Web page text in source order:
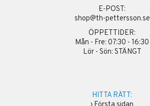
E-POST:
shop@th-pettersson.se
ÖPPETTIDER:
Mån - Fre: 07:30 - 16:30
Lör - Sön: STÄNGT
HITTA RÄTT: